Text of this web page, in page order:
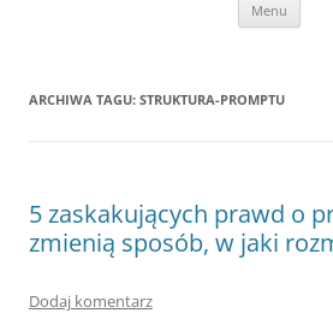
Menu
ARCHIWA TAGU: STRUKTURA-PROMPTU
5 zaskakujących prawd o
zmienią sposób, w jaki
Dodaj komentarz